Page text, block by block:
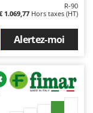
R-90
1.069,77 Hors taxes (HT)
Alertez-moi